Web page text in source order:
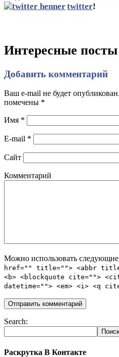
twitter!
Интересные
Добавить комментарий
Ваш e-mail не будет
помечены *
Имя *
E-mail *
Сайт
Комментарий
Можно использовать следующие
href="" title=""> <abbr
<b> <blockquote cite="">
datetime=""> <em> <i> <q
Search:
Раскрутка В Контакте